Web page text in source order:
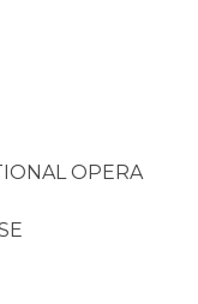
OPERA